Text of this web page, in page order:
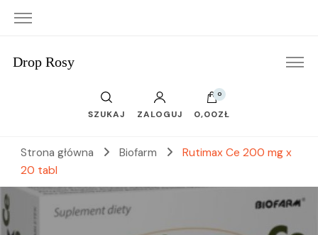
Drop Rosy
SZUKAJ ZALOGUJ
0
0,00ZŁ
Strona główna Biofarm
Rutimax Ce 200 mg x
20 tabl